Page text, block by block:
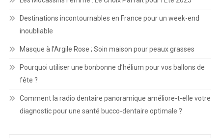
Destinations incontournables en France pour un week-end
inoubliable
Masque à l’Argile Rose ; Soin maison pour peaux grasses
Pourquoi utiliser une bonbonne d’hélium pour vos ballons de
fête ?
Comment la radio dentaire panoramique améliore-t-elle votre
diagnostic pour une santé bucco-dentaire optimale ?